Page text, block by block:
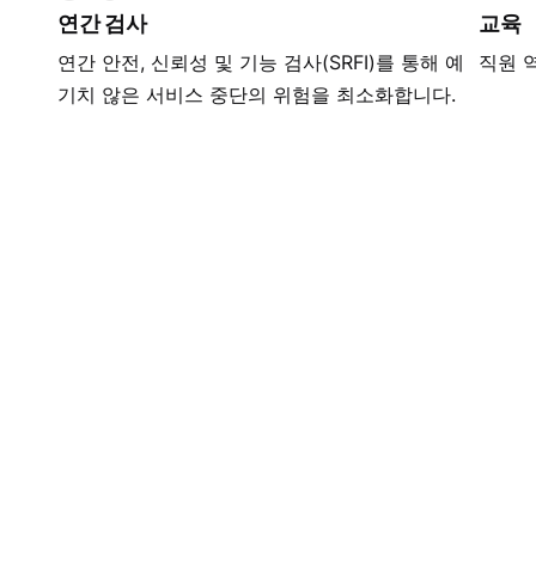
연간 검사
연간 안전, 신뢰성 및 기능 검사(SRFI)를 통해 예
기치 않은 서비스 중단의 위험을 최소화합니다.
교육
직원